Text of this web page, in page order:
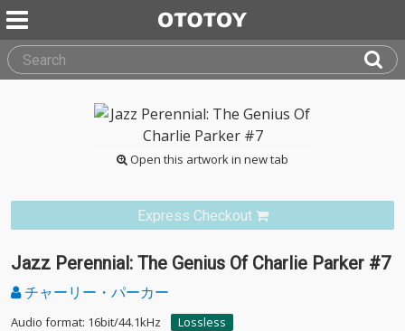
Open this artwork in new tab
Express Checkout
Jazz Perennial: The Genius Of Charlie Parker #7
チャーリー・パーカー
Audio format: 16bit/44.1kHz
Lossless